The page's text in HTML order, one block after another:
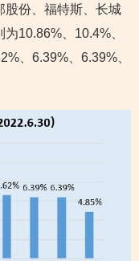
股份、福特斯、长城
10.86%、10.4%、
、6.39%、6.39%、